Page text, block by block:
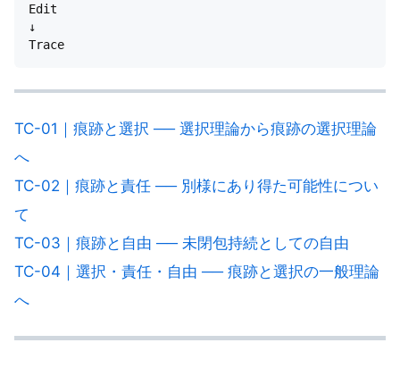
Edit
↓
TC-01｜痕跡と選択 ── 選択理論から痕跡の選択理論
へ
TC-02｜痕跡と責任 ── 別様にあり得た可能性につい
て
TC-03｜痕跡と自由 ── 未閉包持続としての自由
TC-04｜選択・責任・自由 ── 痕跡と選択の一般理論
へ